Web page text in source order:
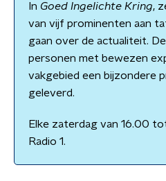
In Goed Ingelichte Kring,
van vijf prominenten aan
gaan over de actualiteit.
personen met bewezen
vakgebied een bijzondere
geleverd.
Elke zaterdag van 16.00
Radio 1.